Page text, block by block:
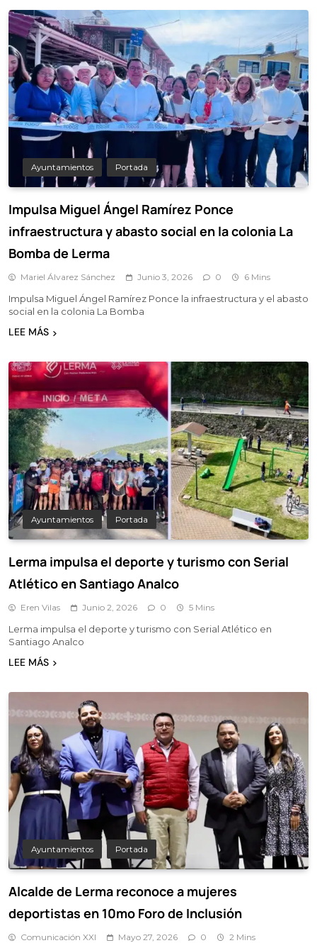
Ayuntamientos Portada
Impulsa Miguel Ángel Ramírez Ponce
infraestructura y abasto social en la colonia La
Bomba de Lerma
Mariel Álvarez Sánchez Junio 3, 2026 0 6 Mins
Impulsa Miguel Ángel Ramírez Ponce la infraestructura y el abasto
social en la colonia La Bomba
LEE MÁS
Ayuntamientos Portada
Lerma impulsa el deporte y turismo con Serial
Atlético en Santiago Analco
Eren Vilas Junio 2, 2026 0 5 Mins
Lerma impulsa el deporte y turismo con Serial Atlético en
Santiago Analco
LEE MÁS
Ayuntamientos Portada
Alcalde de Lerma reconoce a mujeres
deportistas en 10mo Foro de Inclusión
Comunicación XXI Mayo 27, 2026 0 2 Mins